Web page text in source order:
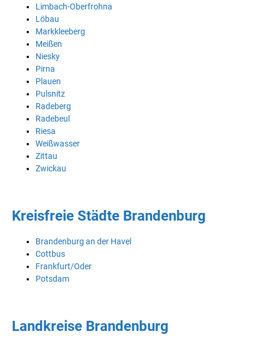
Limbach-Oberfrohna
Löbau
Markkleeberg
Meißen
Niesky
Pirna
Plauen
Pulsnitz
Radeberg
Radebeul
Riesa
Weißwasser
Zittau
Zwickau
Kreisfreie Städte Brandenburg
Brandenburg an der Havel
Cottbus
Frankfurt/Oder
Potsdam
Landkreise Brandenburg